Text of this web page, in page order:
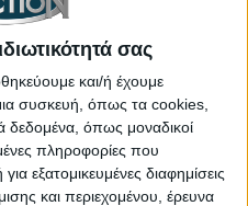
σας
και/ή έχουμε
συσκευή, όπως τα cookies,
δεδομένα, όπως μοναδικοί
πληροφορίες που
εξατομικευμένες διαφημίσεις
και περιεχομένου, έρευνα
Anniversaries
3,3 Σεπτεμβρίου
της Porsche,
ο Ιταλός Nino
Πρωταθλητής